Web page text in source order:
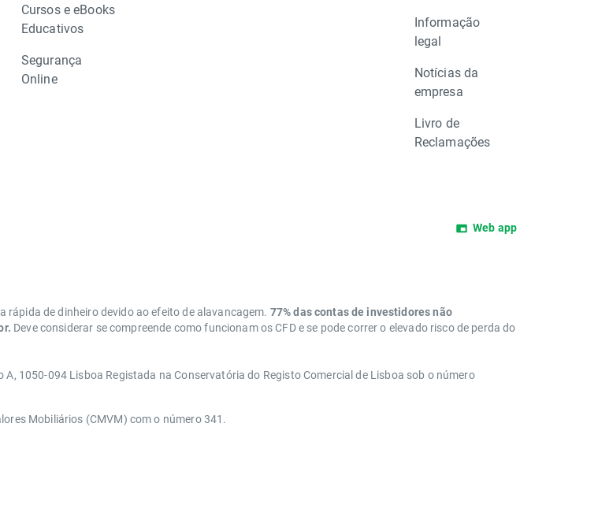
Cursos e eBooks
Educativos
Segurança
Online
Informação
legal
Notícias da
empresa
Livro de
Reclamações
Web app
rápida de dinheiro devido ao efeito de alavancagem. 77% das contas de investidores não
Deve considerar se compreende como funcionam os CFD e se pode correr o elevado risco de perda do
1050-094 Lisboa Registada na Conservatória do Registo Comercial de Lisboa sob o número
Mobiliários (CMVM) com o número 341.